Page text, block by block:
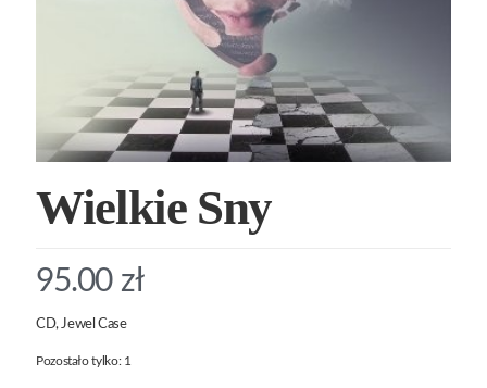
Wielkie Sny
95.00 zł
CD, Jewel Case
Pozostało tylko: 1